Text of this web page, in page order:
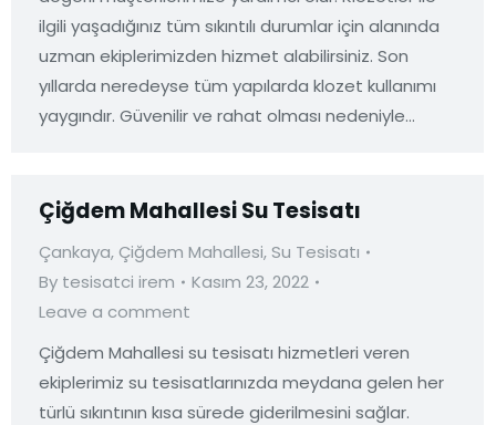
ilgili yaşadığınız tüm sıkıntılı durumlar için alanında
uzman ekiplerimizden hizmet alabilirsiniz. Son
yıllarda neredeyse tüm yapılarda klozet kullanımı
yaygındır. Güvenilir ve rahat olması nedeniyle…
Çiğdem Mahallesi Su Tesisatı
Çankaya, Çiğdem Mahallesi,Su Tesisatı
By tesisatci irem
Kasım 23, 2022
Leave a comment
Çiğdem Mahallesi su tesisatı hizmetleri veren
ekiplerimiz su tesisatlarınızda meydana gelen her
türlü sıkıntının kısa sürede giderilmesini sağlar.